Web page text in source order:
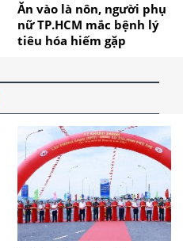
Ăn vào là nôn, người phụ
nữ TP.HCM mắc bệnh lý
tiêu hóa hiếm gặp